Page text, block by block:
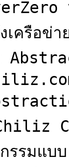
ครือข่า
รรมแ